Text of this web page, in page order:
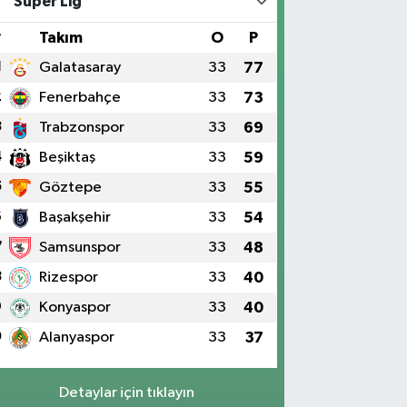
Takım O P
Galatasaray 33 77
Fenerbahçe 33 73
Trabzonspor 33 69
Beşiktaş 33 59
Göztepe 33 55
Başakşehir 33 54
Samsunspor 33 48
Rizespor 33 40
Konyaspor 33 40
Alanyaspor 33 37
Detaylar için tıklayın